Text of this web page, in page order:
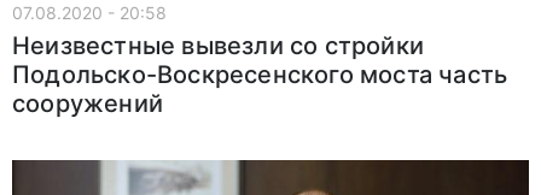
07.08.2020 - 20:58
Неизвестные вывезли со стройки
Подольско-Воскресенского моста часть
сооружений